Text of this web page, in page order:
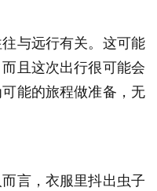
与远行有关。这可能
且这次出行很可能会
能的旅程做准备，无
言，衣服里抖出虫子